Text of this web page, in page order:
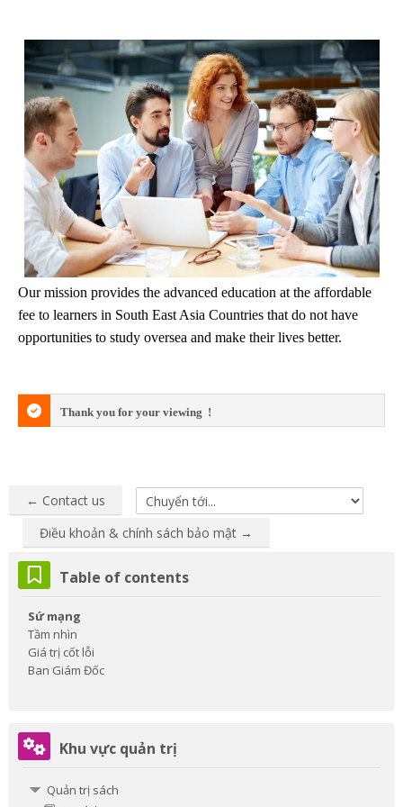
khoá
học
Our mission provides the advanced education at the affordable
fee to learners in South East Asia Countries that do not have
opportunities to study oversea and make their lives better.
Thank you for your viewing !
← Contact us
Chuyển tới...
Điều khoản & chính sách bảo mật →
Các khối
Bỏ qua Table of contents
Table of contents
Sứ mạng
Tầm nhìn
Giá trị cốt lỗi
Ban Giám Đốc
Bỏ qua Khu vực quản trị
Khu vực quản trị
Quản trị sách